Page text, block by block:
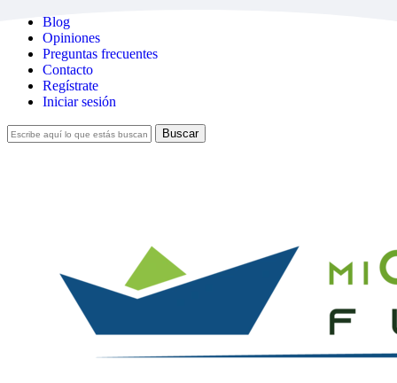
Skip
main
content
Blog
Opiniones
Preguntas frecuentes
Contacto
Regístrate
Iniciar sesión
Buscar